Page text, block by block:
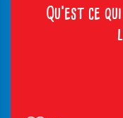
Qu’est ce